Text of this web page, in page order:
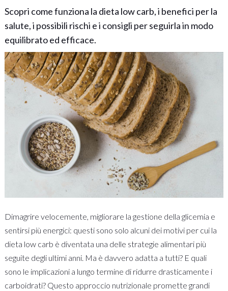
Scopri come funziona la dieta low carb, i benefici per la
salute, i possibili rischi e i consigli per seguirla in modo
equilibrato ed efficace.
Dimagrire velocemente, migliorare la gestione della glicemia e
sentirsi più energici: questi sono solo alcuni dei motivi per cui la
dieta low carb è diventata una delle strategie alimentari più
seguite degli ultimi anni. Ma è davvero adatta a tutti? E quali
sono le implicazioni a lungo termine di ridurre drasticamente i
carboidrati? Questo approccio nutrizionale promette grandi